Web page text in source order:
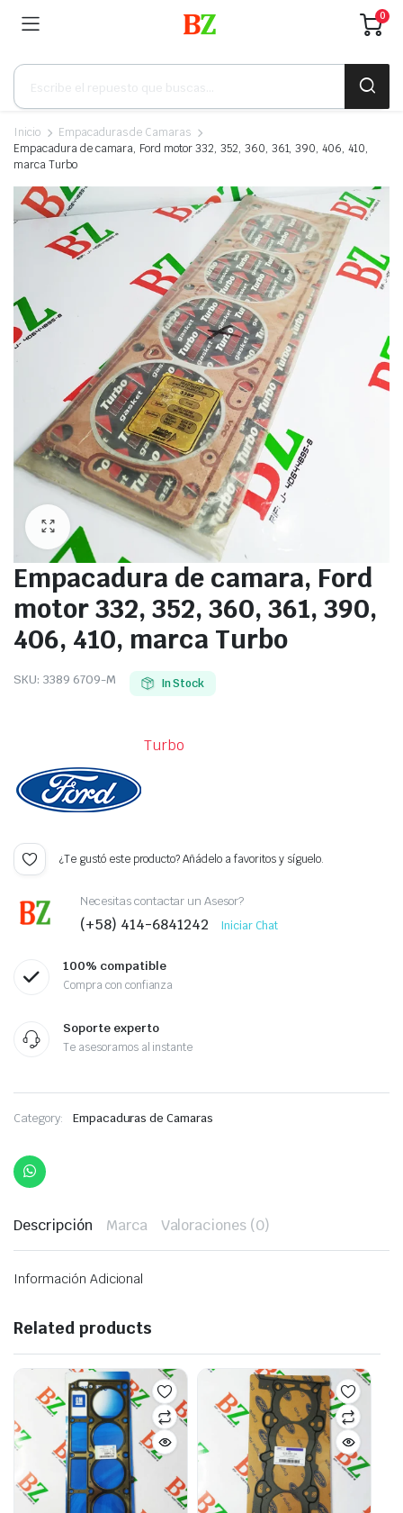
0
Búsqueda
productos
Inicio
Empacaduras de Camaras
Empacadura de camara, Ford motor 332, 352, 360, 361, 390, 406, 410,
marca Turbo
Empacadura de camara, Ford
motor 332, 352, 360, 361, 390,
406, 410, marca Turbo
SKU: 3389 6709-M In Stock
Turbo
¿Te gustó este producto? Añádelo a favoritos y síguelo.
Necesitas contactar un Asesor?
(+58) 414-6841242 Iniciar Chat
100% compatible
Compra con confianza
Soporte experto
Te asesoramos al instante
Category: Empacaduras de Camaras
Descripción Marca Valoraciones (0)
Información Adicional
Related products